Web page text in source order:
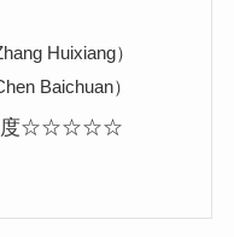
Huixiang）
Baichuan）
め度☆☆☆☆☆